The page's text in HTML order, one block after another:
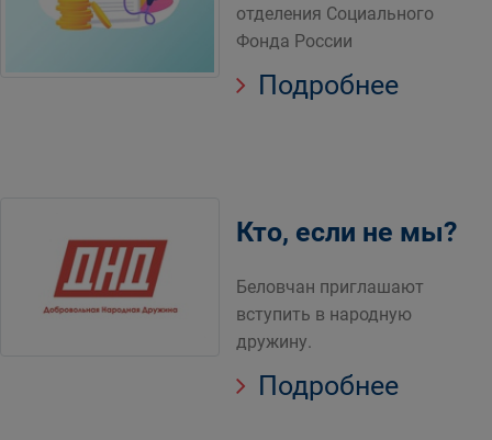
отделения Социального
Фонда России
Подробнее
Кто, если не мы?
Беловчан приглашают
вступить в народную
дружину.
Подробнее